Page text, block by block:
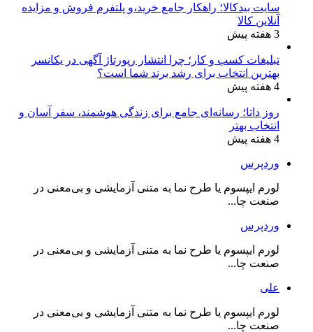
سایت بیدکالا؛ راهکار جامع خرید،و پلتفرم فروش و مزایده
آنلاین کالا
3 هفته پیش
تبلیغات کسب و کار؛ چرا انتشار رپورتاژ آگهی در یکانسر
بهترین انتخاب برای رشد برند شما است؟
4 هفته پیش
روز داتا؛ رسانه‌ای جامع برای زندگی هوشمند، سفر آسان و
انتخاب بهتر
4 هفته پیش
وردپرس
لورم ایپسوم یا طرح‌ نما به متنی آزمایشی و بی‌معنی در
صنعت چا...
وردپرس
لورم ایپسوم یا طرح‌ نما به متنی آزمایشی و بی‌معنی در
صنعت چا...
علی
لورم ایپسوم یا طرح‌ نما به متنی آزمایشی و بی‌معنی در
صنعت چا...